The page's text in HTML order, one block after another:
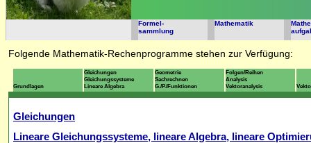
Formel-
sammlung
Mathematik
Folgende Mathematik-Rechenprogramme stehen zur Verfügung:
Grundlagen
Gleichungen
Gleichungssysteme
Lineare Algebra
Geometrie
Sachrechnen
G./P./Funktionen
Folgen/Reihen
Analysis
Vektoranalysis
Gleichungen
Lineare Gleichungssysteme, lineare Algebra, lineare